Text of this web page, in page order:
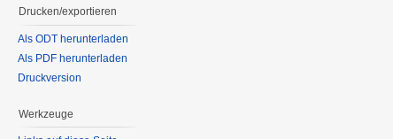
Drucken/exportieren
Als ODT herunterladen
Als PDF herunterladen
Druckversion
Werkzeuge